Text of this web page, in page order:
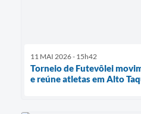
11 MAI 2026 - 15h42
Torneio de Futevôlei
e reúne atletas em Alto